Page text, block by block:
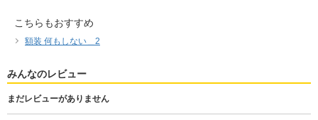
こちらもおすすめ
額装 何もしない＿2
みんなのレビュー
まだレビューがありません